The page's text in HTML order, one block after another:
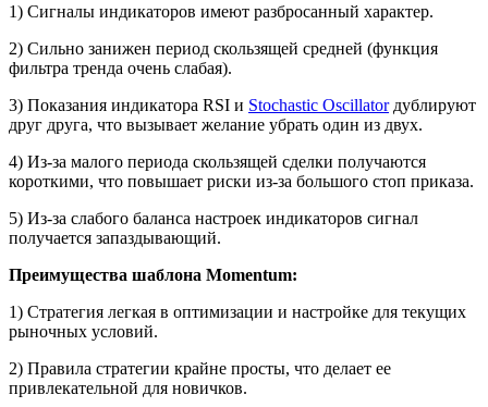
1) Сигналы индикаторов имеют разбросанный характер.
2) Сильно занижен период скользящей средней (функция
фильтра тренда очень слабая).
3) Показания индикатора RSI и Stochastic Oscillatorдублируют
друг друга, что вызывает желание убрать один из двух.
4) Из-за малого периода скользящей сделки получаются
короткими, что повышает риски из-за большого стоп приказа.
5) Из-за слабого баланса настроек индикаторов сигнал
получается запаздывающий.
Преимущества шаблона Momentum:
1) Стратегия легкая в оптимизации и настройке для текущих
рыночных условий.
2) Правила стратегии крайне просты, что делает ее
привлекательной для новичков.